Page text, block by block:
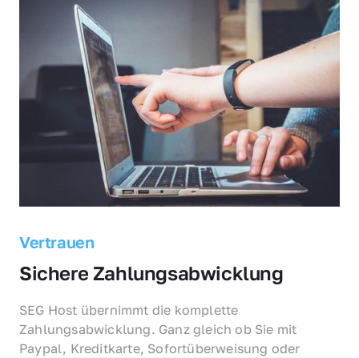
Vertrauen
Sichere Zahlungsabwicklung
SEG Host übernimmt die komplette
Zahlungsabwicklung. Ganz gleich ob Sie mit
Paypal, Kreditkarte, Sofortüberweisung oder